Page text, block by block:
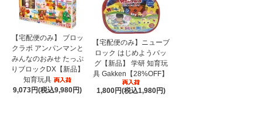
【宅配便のみ】 ブロッ
クラボ アンパンマンと
みんなのおみせ たっぷ
りブロックDX【新品】
知育玩具
9,073円(税込9,980円)
【宅配便のみ】ニューブ
ロック はじめようバッ
グ【新品】 学研 知育玩
具 Gakken【28%OFF】
1,800円(税込1,980円)